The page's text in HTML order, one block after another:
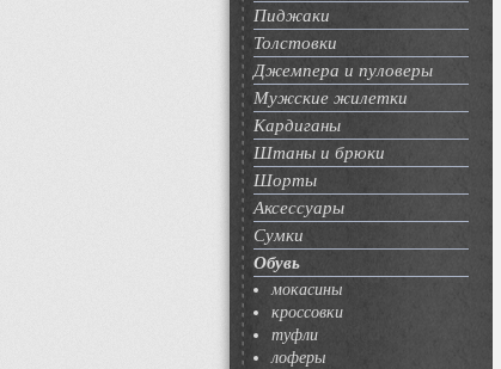
Пиджаки
Толстовки
Джемпера и пуловеры
Мужские жилетки
Кардиганы
Штаны и брюки
Шорты
Аксессуары
Сумки
Обувь
мокасины
кроссовки
туфли
лоферы